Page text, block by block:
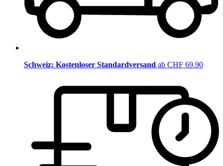
Schweiz: Kostenloser Standardversand ab CHF 69.90